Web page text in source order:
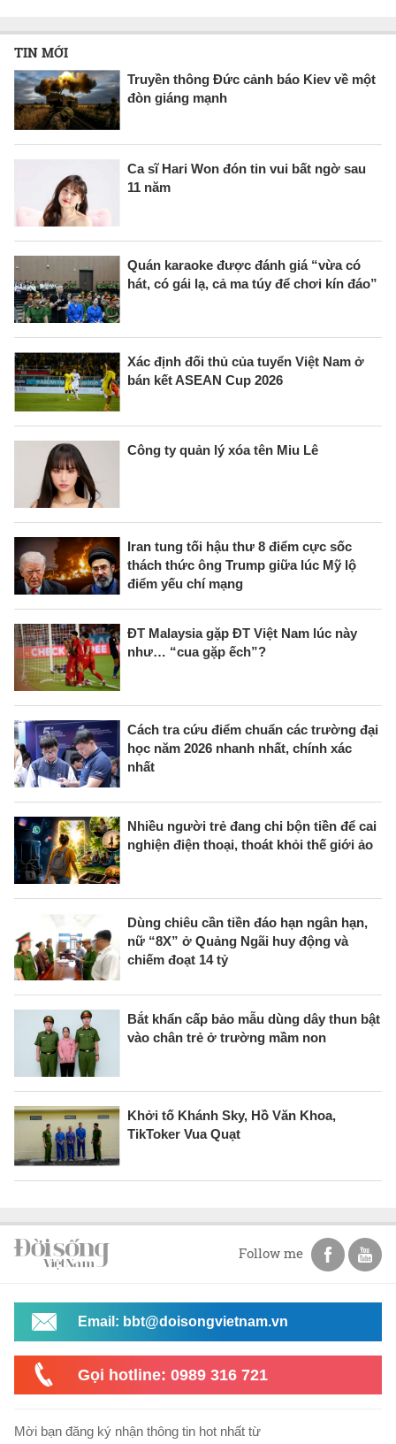
TIN MỚI
Truyền thông Đức cảnh báo Kiev về một
đòn giáng mạnh
Ca sĩ Hari Won đón tin vui bất ngờ sau
11 năm
Quán karaoke được đánh giá “vừa có
hát, có gái lạ, cả ma túy để chơi kín đáo”
Xác định đối thủ của tuyển Việt Nam ở
bán kết ASEAN Cup 2026
Công ty quản lý xóa tên Miu Lê
Iran tung tối hậu thư 8 điểm cực sốc
thách thức ông Trump giữa lúc Mỹ lộ
điểm yếu chí mạng
ĐT Malaysia gặp ĐT Việt Nam lúc này
như… “cua gặp ếch”?
Cách tra cứu điểm chuẩn các trường đại
học năm 2026 nhanh nhất, chính xác
nhất
Nhiều người trẻ đang chi bộn tiền để cai
nghiện điện thoại, thoát khỏi thế giới ảo
Dùng chiêu cần tiền đáo hạn ngân hạn,
nữ “8X” ở Quảng Ngãi huy động và
chiếm đoạt 14 tỷ
Bắt khẩn cấp bảo mẫu dùng dây thun bật
vào chân trẻ ở trường mầm non
Khởi tố Khánh Sky, Hồ Văn Khoa,
TikToker Vua Quạt
Follow me
Email: bbt@doisongvietnam.vn
Gọi hotline: 0989 316 721
Mời bạn đăng ký nhận thông tin hot nhất từ